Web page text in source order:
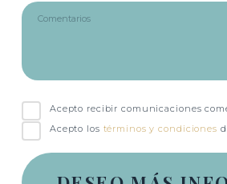
Acepto recibir comunicaciones
Acepto los términos y condiciones